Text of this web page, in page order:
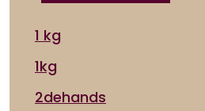
1 kg
1kg
2dehands